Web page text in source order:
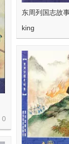
东周列国志故
king
0